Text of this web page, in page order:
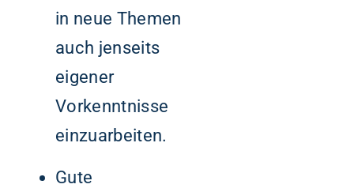
in neue Themen
auch jenseits
eigener
Vorkenntnisse
einzuarbeiten.
Gute